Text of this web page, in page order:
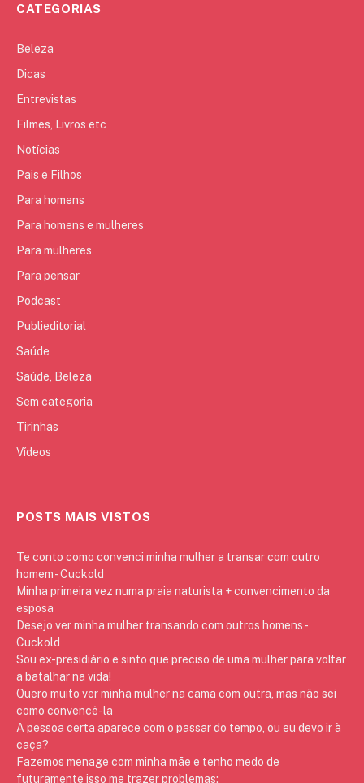
CATEGORIAS
Beleza
Dicas
Entrevistas
Filmes, Livros etc
Notícias
Pais e Filhos
Para homens
Para homens e mulheres
Para mulheres
Para pensar
Podcast
Publieditorial
Saúde
Saúde, Beleza
Sem categoria
Tirinhas
Vídeos
POSTS MAIS VISTOS
Te conto como convenci minha mulher a transar com outro
homem - Cuckold
Minha primeira vez numa praia naturista + convencimento da
esposa
Desejo ver minha mulher transando com outros homens -
Cuckold
Sou ex-presidiário e sinto que preciso de uma mulher para voltar
a batalhar na vida!
Quero muito ver minha mulher na cama com outra, mas não sei
como convencê-la
A pessoa certa aparece com o passar do tempo, ou eu devo ir à
caça?
Fazemos menage com minha mãe e tenho medo de
futuramente isso me trazer problemas: